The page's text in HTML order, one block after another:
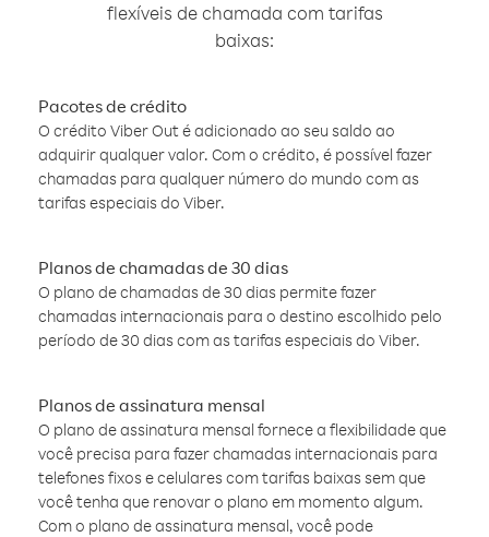
flexíveis de chamada com tarifas
baixas:
Pacotes de crédito
O crédito Viber Out é adicionado ao seu saldo ao
adquirir qualquer valor. Com o crédito, é possível fazer
chamadas para qualquer número do mundo com as
tarifas especiais do Viber.
Planos de chamadas de 30 dias
O plano de chamadas de 30 dias permite fazer
chamadas internacionais para o destino escolhido pelo
período de 30 dias com as tarifas especiais do Viber.
Planos de assinatura mensal
O plano de assinatura mensal fornece a flexibilidade que
você precisa para fazer chamadas internacionais para
telefones fixos e celulares com tarifas baixas sem que
você tenha que renovar o plano em momento algum.
Com o plano de assinatura mensal, você pode